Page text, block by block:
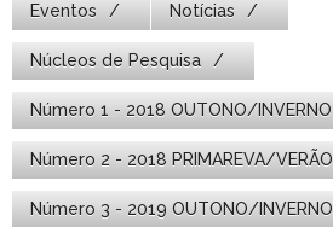
Eventos Notícias
Núcleos de Pesquisa
Número 1 - 2018 OUTONO/INVERNO
Número 2 - 2018 PRIMAREVA/VERÃO
Número 3 - 2019 OUTONO/INVERNO